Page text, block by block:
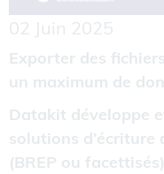
02 Juin 2025
Exporter des
un maximum de
Datakit développe
solutions
(BREP ou